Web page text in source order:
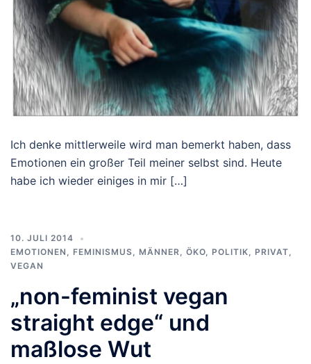
Ich denke mittlerweile wird man bemerkt haben, dass
Emotionen ein großer Teil meiner selbst sind. Heute
habe ich wieder einiges in mir […]
10. JULI 2014
EMOTIONEN , FEMINISMUS, MÄNNER, ÖKO, POLITIK, PRIVAT,
VEGAN
„non-feminist vegan
straight edge“ und
maßlose Wut